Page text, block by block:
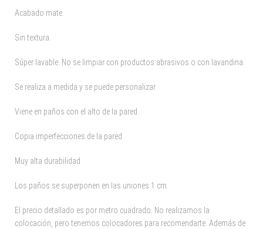
Acabado mate.
Sin textura.
Súper lavable. No se limpiar con productos abrasivos o con lavandina.
Se realiza a medida y se puede personalizar.
Viene en paños con el alto de la pared.
Copia imperfecciones de la pared.
Muy alta durabilidad
Los paños se superponen en las uniones 1 cm.
El precio detallado es por metro cuadrado. No realizamos la
colocación, pero tenemos colocadores para recomendarte. Además de